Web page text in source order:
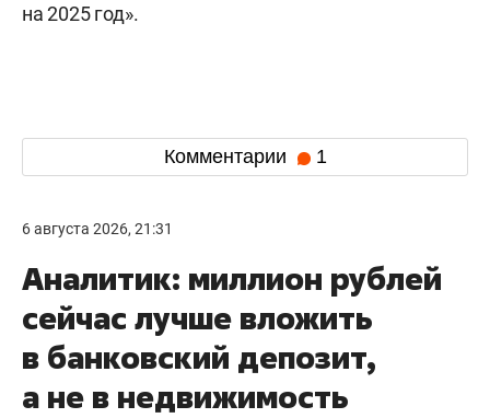
на 2025 год».
Комментарии 1
6 августа 2026, 21:31
Аналитик: миллион рублей
сейчас лучше вложить
в банковский депозит,
а не в недвижимость